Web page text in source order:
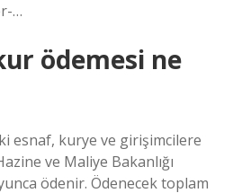
…
ödemesi ne
esnaf, kurye ve girişimcilere
ve Maliye Bakanlığı
ödenir. Ödenecek toplam